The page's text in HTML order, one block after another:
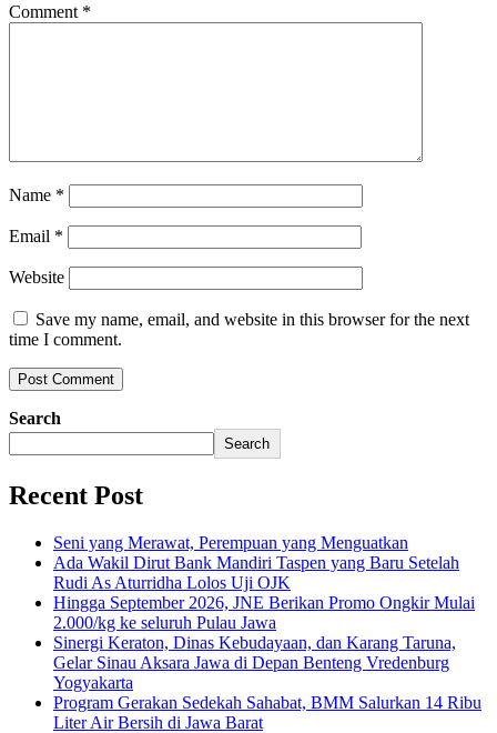
Comment *
Name *
Email *
Website
Save my name, email, and website in this browser for the next
time I comment.
Search
Search
Recent Post
Seni yang Merawat, Perempuan yang Menguatkan
Ada Wakil Dirut Bank Mandiri Taspen yang Baru Setelah
Rudi As Aturridha Lolos Uji OJK
Hingga September 2026, JNE Berikan Promo Ongkir Mulai
2.000/kg ke seluruh Pulau Jawa
Sinergi Keraton, Dinas Kebudayaan, dan Karang Taruna,
Gelar Sinau Aksara Jawa di Depan Benteng Vredenburg
Yogyakarta
Program Gerakan Sedekah Sahabat, BMM Salurkan 14 Ribu
Liter Air Bersih di Jawa Barat